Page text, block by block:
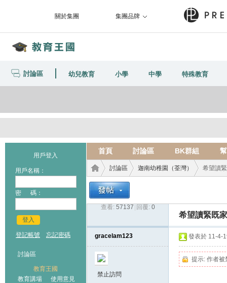
關於集團 集團品牌
討論區 幼兒教育 小學 中學 特殊教育
用戶登入
用戶名稱：
密 碼：
登入
登記帳號 忘記密碼
討論區
教育王國
教育講場
使用意見
首頁 討論區 BK群組
›
討論區
›
迦南幼稚園（荃灣）
›
希望讀
查看: 57137 回覆: 0
希望讀緊既
gracelam123
禁止訪問
發表於 11-4-
提示: 作者被